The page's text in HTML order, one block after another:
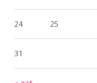
24 25
31